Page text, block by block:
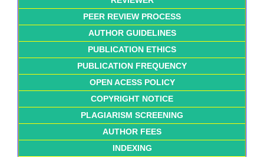
PEER REVIEW PROCESS
AUTHOR GUIDELINES
PUBLICATION ETHICS
PUBLICATION FREQUENCY
OPEN ACESS POLICY
COPYRIGHT NOTICE
PLAGIARISM SCREENING
AUTHOR FEES
INDEXING